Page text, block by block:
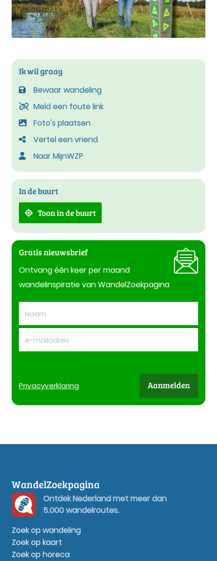
Ik wil graag
Bewaar wandeling
Meld een foute link
Foto's plaatsen
Vertel een vriend
Naar MijnWZP
In de buurt
Toon in de buurt
Gratis nieuwsbrief
Ontvang één keer per maand
wandelinspiratie van WandelZoekpagina
Privacyverklaring Aanmelden
WandelZoekpagina
Ontdek Nederland met meer dan
5.000 wandelroutes.
Zoek op wandeling
Zoek op kaart
Zoek op horeca